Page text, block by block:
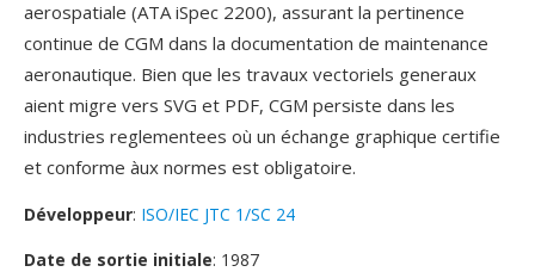
aerospatiale (ATA iSpec 2200), assurant la pertinence
continue de CGM dans la documentation de maintenance
aeronautique. Bien que les travaux vectoriels generaux
aient migre vers SVG et PDF, CGM persiste dans les
industries reglementees où un échange graphique certifie
et conforme àux normes est obligatoire.
Développeur: ISO/IEC JTC 1/SC 24
Date de sortie initiale: 1987